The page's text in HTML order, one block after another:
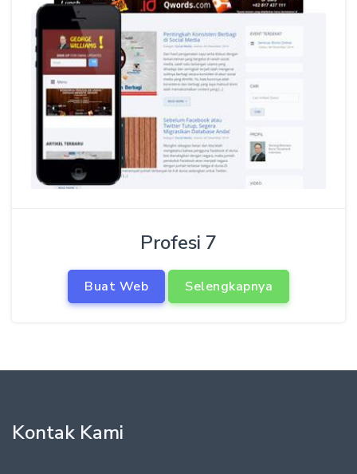
Profesi 7
Buat Web Selengkapnya
Kontak Kami